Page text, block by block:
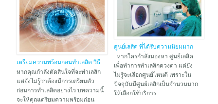
เตรียมความพร้อมก่อนทำเลสิค วิธี
การเตรียมตัวสำหรับการทำเลสิก
หากคุณกำลังตัดสินใจที่จะทำเลสิก
แต่ยังไม่รู้ว่าต้องมีการเตรียมตัว
ก่อนการทำเลสิคอย่างไร บทความนี้
จะให้คุณเตรียมความพร้อมก่อน
ศูนย์เลสิค ที่ได้รับความนิยมมาก
ที่สุด 2021 ที่เราอยากแนะนำ
หากใครกำลังมองหา ศูนย์เลสิค
เพื่อทำการทำเลสิกดวงตา แต่ยัง
ไม่รู้จะเลือกศูนย์ไหนดี เพราะใน
ปัจจุบันมีศูนย์เลสิกเป็นจำนวนมาก
ให้เลือกใช้บริการ...